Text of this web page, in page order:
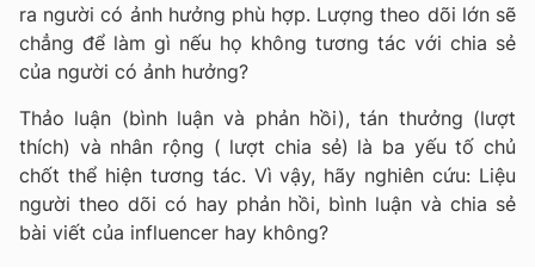
ra người có ảnh hưởng phù hợp. Lượng theo dõi lớn sẽ
chẳng để làm gì nếu họ không tương tác với chia sẻ
của người có ảnh hưởng?
Thảo luận (bình luận và phản hồi), tán thưởng (lượt
thích) và nhân rộng ( lượt chia sẻ) là ba yếu tố chủ
chốt thể hiện tương tác. Vì vậy, hãy nghiên cứu: Liệu
người theo dõi có hay phản hồi, bình luận và chia sẻ
bài viết của influencer hay không?